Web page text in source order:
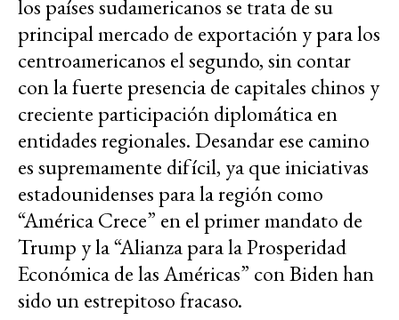
los países sudamericanos se trata de su
principal mercado de exportación y para los
centroamericanos el segundo, sin contar
con la fuerte presencia de capitales chinos y
creciente participación diplomática en
entidades regionales. Desandar ese camino
es supremamente difícil, ya que iniciativas
estadounidenses para la región como
“América Crece” en el primer mandato de
Trump y la “Alianza para la Prosperidad
Económica de las Américas” con Biden han
sido un estrepitoso fracaso.